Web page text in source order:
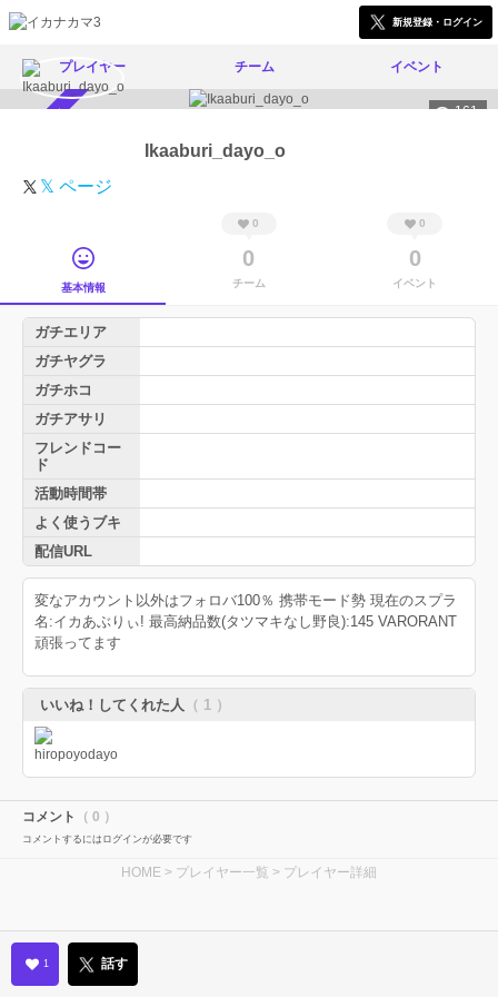
新規登録・ログイン
プレイヤー チーム イベント
161
Ikaaburi_dayo_o
𝕏 ページ
基本情報
0
0
チーム
0
0
イベント
ガチエリア
ガチヤグラ
ガチホコ
ガチアサリ
フレンドコー
ド
活動時間帯
よく使うブキ
配信URL
変なアカウント以外はフォロバ100％ 携帯モード勢 現在のスプラ
名:イカあぶりぃ! 最高納品数(タツマキなし野良):145 VARORANT
頑張ってます
いいね！してくれた人 （ 1 ）
コメント （ 0 ）
コメントするにはログインが必要です
HOME > プレイヤー一覧 > プレイヤー詳細
1 話す